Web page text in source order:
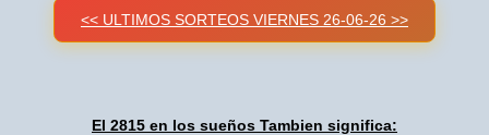
<< ULTIMOS SORTEOS VIERNES 26-06-26 >>
El 2815 en los sueños Tambien significa: